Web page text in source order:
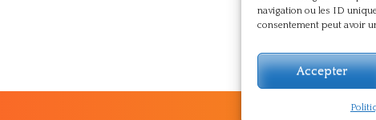
navigation ou les ID
consentement peut avoir
Accepter
Yoga